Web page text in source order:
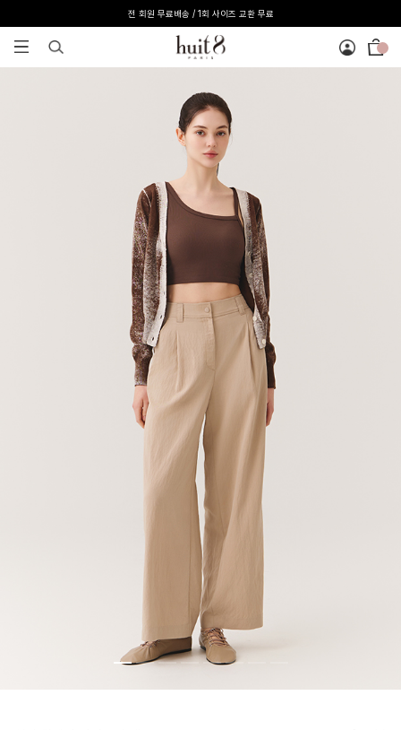
전 회원 무료배송 / 1회 사이즈 교환 무료